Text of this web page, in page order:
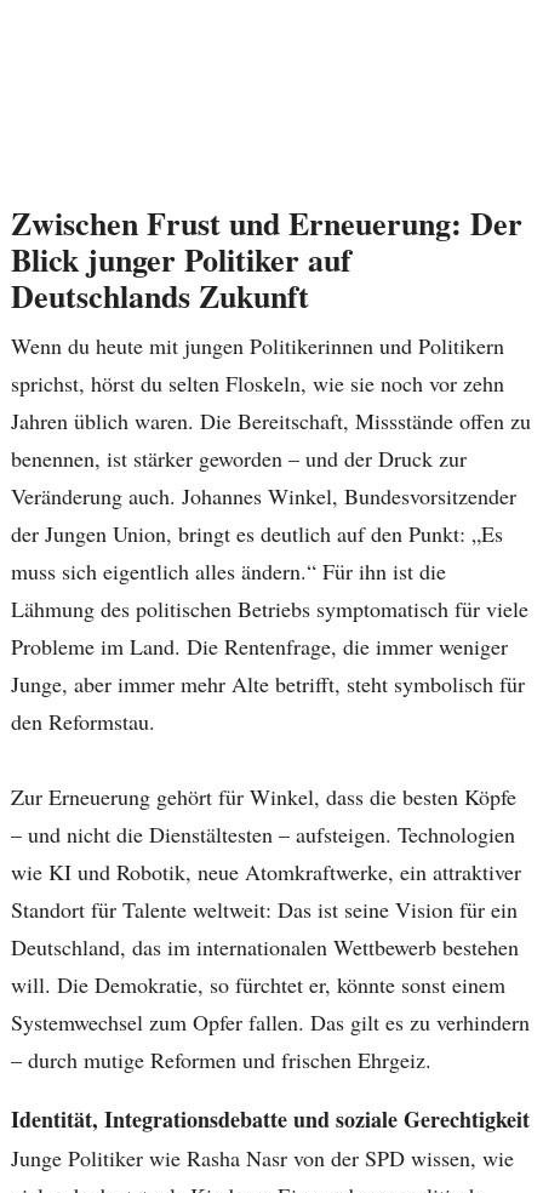
Zwischen Frust und Erneuerung: Der
Blick junger Politiker auf
Deutschlands Zukunft
Wenn du heute mit jungen Politikerinnen und Politikern
sprichst, hörst du selten Floskeln, wie sie noch vor zehn
Jahren üblich waren. Die Bereitschaft, Missstände offen zu
benennen, ist stärker geworden – und der Druck zur
Veränderung auch. Johannes Winkel, Bundesvorsitzender
der Jungen Union, bringt es deutlich auf den Punkt: „Es
muss sich eigentlich alles ändern.“ Für ihn ist die
Lähmung des politischen Betriebs symptomatisch für viele
Probleme im Land. Die Rentenfrage, die immer weniger
Junge, aber immer mehr Alte betrifft, steht symbolisch für
den Reformstau.
Zur Erneuerung gehört für Winkel, dass die besten Köpfe
– und nicht die Dienstältesten – aufsteigen. Technologien
wie KI und Robotik, neue Atomkraftwerke, ein attraktiver
Standort für Talente weltweit: Das ist seine Vision für ein
Deutschland, das im internationalen Wettbewerb bestehen
will. Die Demokratie, so fürchtet er, könnte sonst einem
Systemwechsel zum Opfer fallen. Das gilt es zu verhindern
– durch mutige Reformen und frischen Ehrgeiz.
Identität, Integrationsdebatte und soziale Gerechtigkeit
Junge Politiker wie Rasha Nasr von der SPD wissen, wie